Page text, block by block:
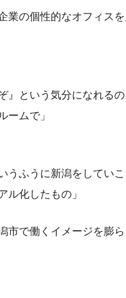
業の個性的なオフィス
』という気分になれるの
ームで」
うふうに新潟をしてい
ル化したもの」
市で働くイメージを膨